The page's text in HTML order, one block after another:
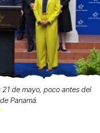
de mayo, poco antes del
Panamá.